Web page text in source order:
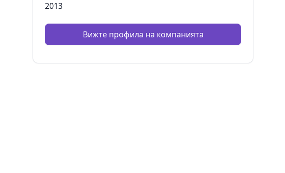
2013
Вижте профила на компанията